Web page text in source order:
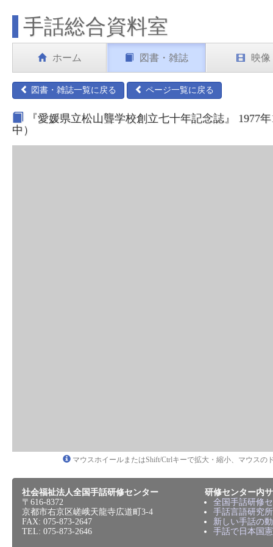
手話総合資料室
ホーム 図書・雑誌 映像
図書・雑誌一覧に戻る ページ一覧に戻る
『愛媛県立松山聾学校創立七十年記念誌』
中）
マウスホイールまたはShift/Ctrlキーで拡大・縮小、マウスの
社会福祉法人全国手話研修センター
〒616-8372
京都市右京区嵯峨天龍寺広道町3-4
FAX: 075-873-2647
TEL: 075-873-2646
研修センター内
全国手話研修
手話言語研究所
新しい手話の
手話で日本国